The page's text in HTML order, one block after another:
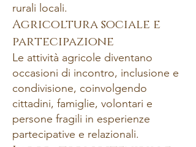
rurali locali.
Agricoltura sociale e
partecipazione
Le attività agricole diventano
occasioni di incontro, inclusione e
condivisione, coinvolgendo
cittadini, famiglie, volontari e
persone fragili in esperienze
partecipative e relazionali.